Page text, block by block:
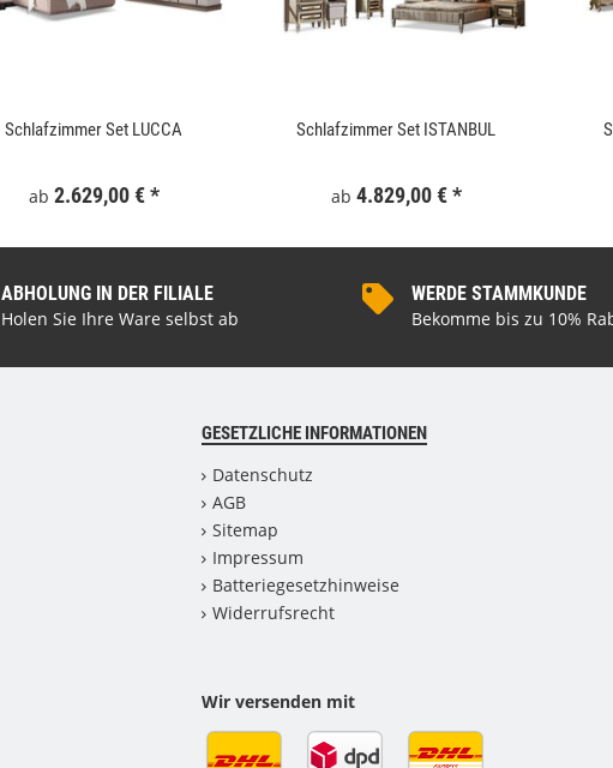
Schlafzimmer Set LUCCA
ab 2.629,00 € *
Schlafzimmer Set ISTANBUL
ab 4.829,00 € *
ABHOLUNG IN DER FILIALE
Holen Sie Ihre Ware selbst ab
WERDE STAMMKUNDE
Bekomme bis zu 10%
GESETZLICHE INFORMATIONEN
Datenschutz
AGB
Sitemap
Impressum
Batteriegesetzhinweise
Widerrufsrecht
Wir versenden mit